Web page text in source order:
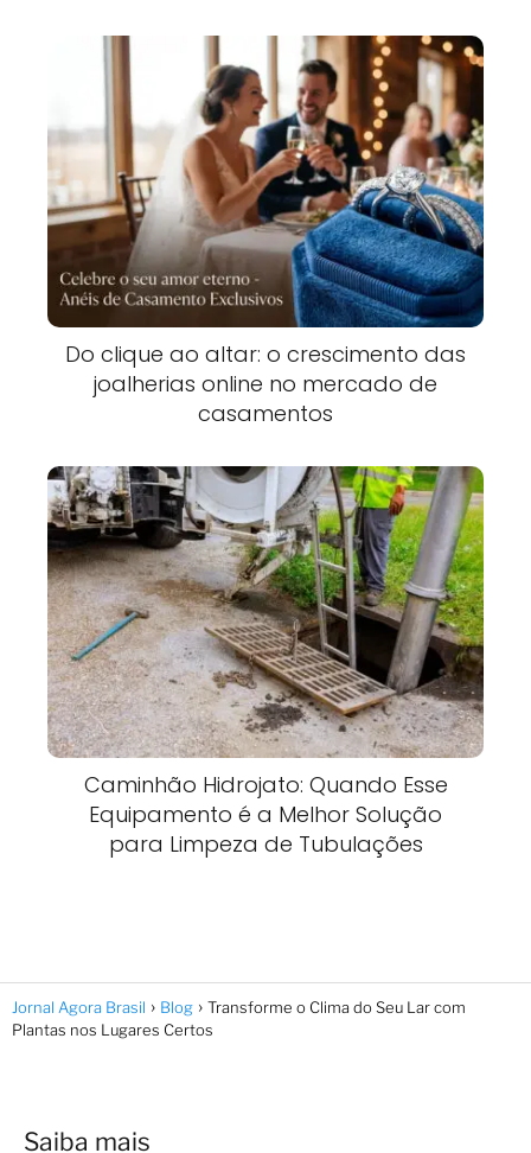
Do clique ao altar: o crescimento das
joalherias online no mercado de
casamentos
Caminhão Hidrojato: Quando Esse
Equipamento é a Melhor Solução
para Limpeza de Tubulações
Jornal Agora Brasil Blog
Transforme o Clima do Seu Lar com
Plantas nos Lugares Certos
Saiba mais